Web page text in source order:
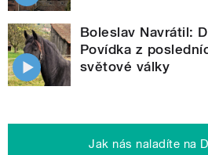
Boleslav Navrátil:
Povídka z
světové války
Jak nás naladíte na